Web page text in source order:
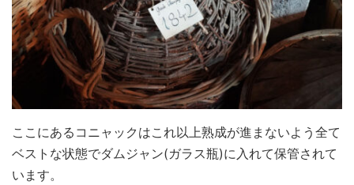
ここにあるコニャックはこれ以上熟成が進まないよう全て
ベストな状態でダムジャン(ガラス瓶)に入れて保管されて
います。